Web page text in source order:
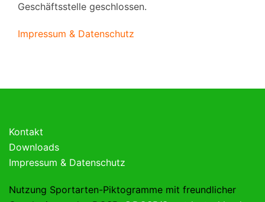
Geschäftsstelle geschlossen.
Impressum & Datenschutz
Kontakt
Downloads
Impressum & Datenschutz
Nutzung Sportarten-Piktogramme mit freundlicher